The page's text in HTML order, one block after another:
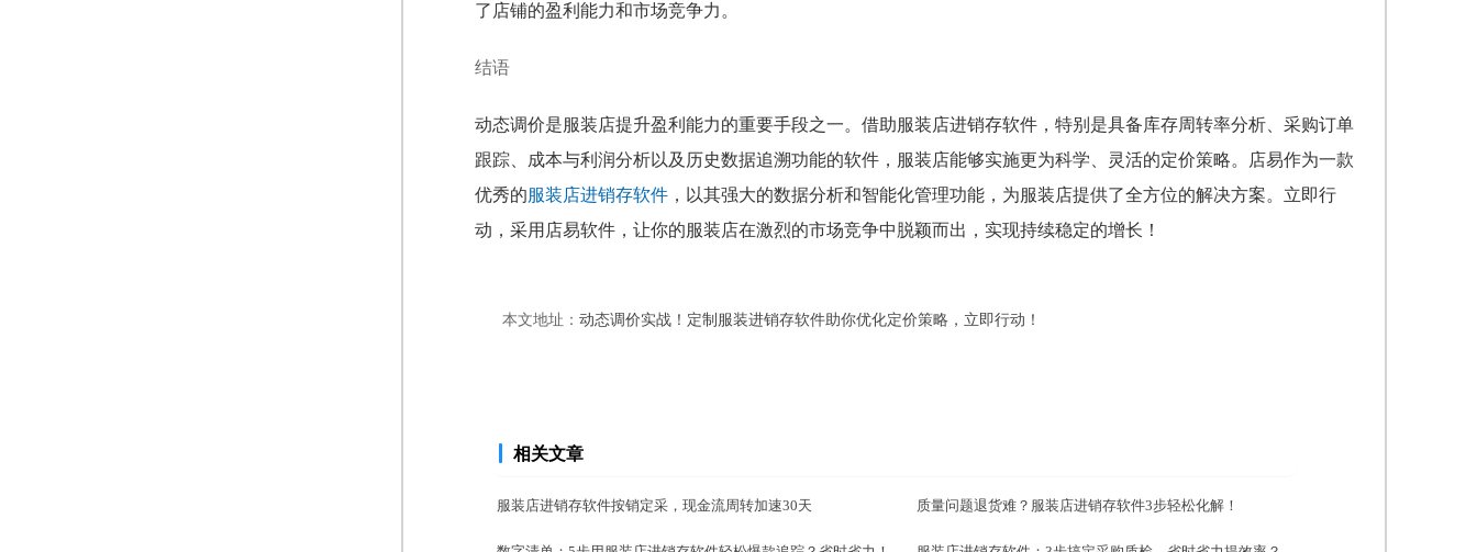
了店铺的盈利能力和市场竞争力。
结语
动态调价是服装店提升盈利能力的重要手段之一。借助服装店进销存软件，特别是具备库存周转率分析、采购订单
跟踪、成本与利润分析以及历史数据追溯功能的软件，服装店能够实施更为科学、灵活的定价策略。店易作为一款
优秀的服装店进销存软件，以其强大的数据分析和智能化管理功能，为服装店提供了全方位的解决方案。立即行
动，采用店易软件，让你的服装店在激烈的市场竞争中脱颖而出，实现持续稳定的增长！
本文地址： 动态调价实战！定制服装进销存软件助你优化定价策略，立即行动！
相关文章
服装店进销存软件按销定采，现金流周转加速30天 质量问题退货难？服装店进销存软件3步轻松化解！